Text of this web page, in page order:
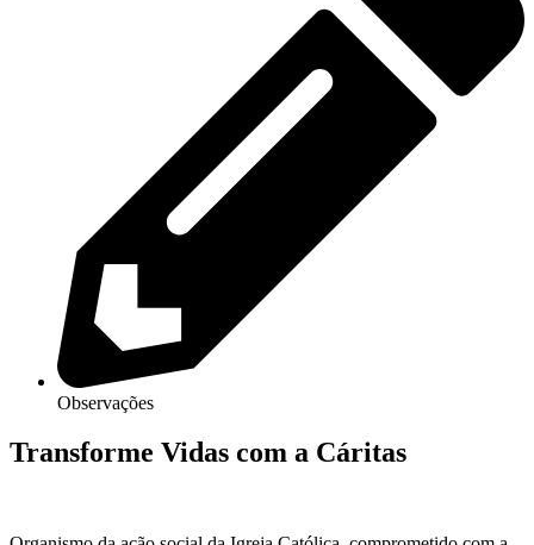
Observações
Transforme Vidas com a Cáritas